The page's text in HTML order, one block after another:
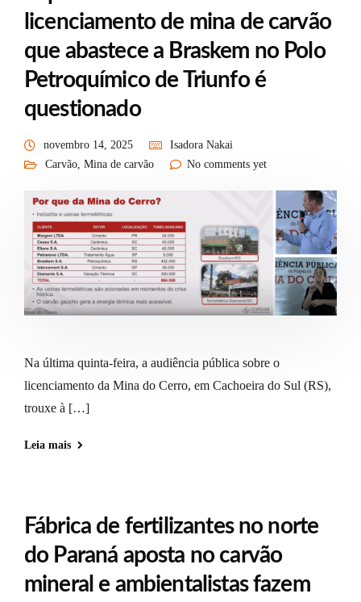
licenciamento de mina de carvão
que abastece a Braskem no Polo
Petroquímico de Triunfo é
questionado
novembro 14, 2025
Isadora Nakai
Carvão, Mina de carvão No comments yet
Na última quinta-feira, a audiência pública sobre o
licenciamento da Mina do Cerro, em Cachoeira do Sul (RS),
trouxe à […]
Leia mais
Fábrica de fertilizantes no norte
do Paraná aposta no carvão
mineral e ambientalistas fazem